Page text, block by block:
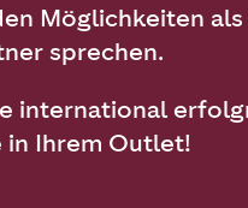
Möglichkeiten als
sprechen.
international
in Ihrem Outlet!